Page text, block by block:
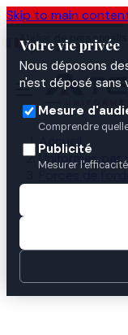
Skip to main
Votre vie privée
Nous déposons
n'est déposé sans
Mesure
Comprendre
Publicité
Mesurer
Atelier de
depuis 2003
Accueil
Uniformes par